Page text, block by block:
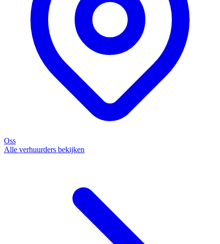
Oss
Alle verhuurders bekijken